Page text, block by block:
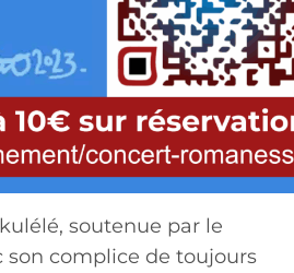
soutenue par le
complice de toujours